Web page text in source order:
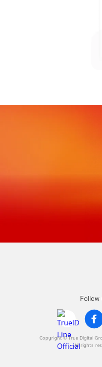
Follow
Copyright © True Digital
All rights